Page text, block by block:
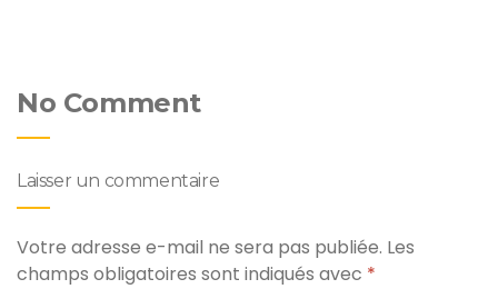
No Comment
Laisser un commentaire
Votre adresse e-mail ne sera pas publiée. Les
champs obligatoires sont indiqués avec *